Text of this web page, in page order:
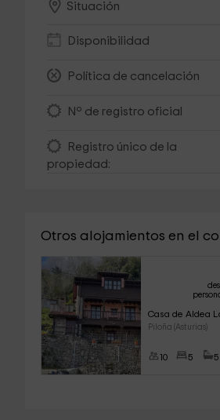
Situación
Disponibilidad
Política de cancelación
Nº de registro oficial
Registro único de la
propiedad:
Otros alojamientos en el
Casa de Aldea
Piloña (Asturias)
10 5 5